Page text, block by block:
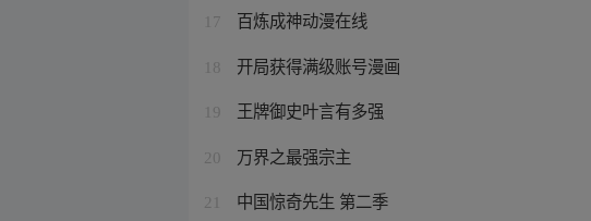
17 百炼成神动漫在线
18 开局获得满级账号漫画
19 王牌御史叶言有多强
20 万界之最强宗主
21 中国惊奇先生 第二季